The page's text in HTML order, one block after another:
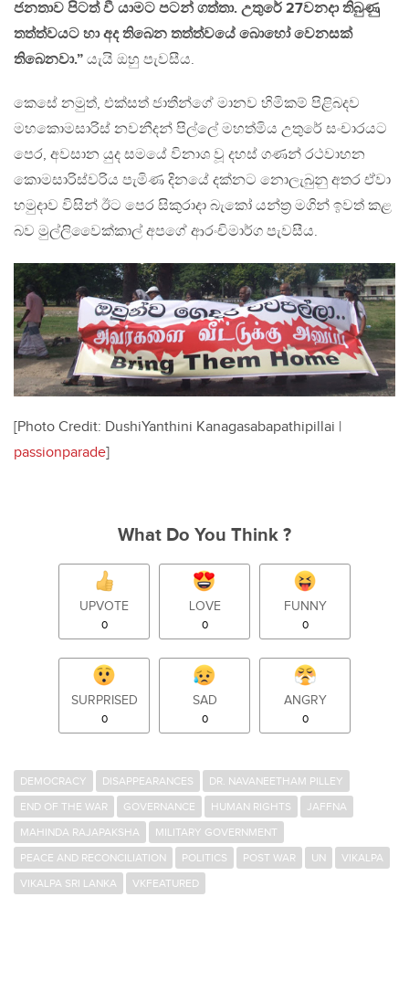
ජනතාව පිටත් වී යාමට පටන් ගත්තා. උතුරේ 27වනදා තිබුණු
තත්ත්වයට හා අද තිබෙන තත්ත්වයේ බොහෝ වෙනසක්
තිබෙනවා.” යැයි ඔහු පැවසීය.
කෙසේ නමුත්, එක්සත් ජාතීන්ගේ මානව හිමිකම් පිළිබදව
මහකොමසාරිස් නවනීදන් පිල්ලේ මහත්මිය උතුරේ සංචාරයට
පෙර, අවසාන යුද සමයේ විනාශ වූ දහස් ගණන් රථවාහන
කොමසාරිස්වරිය පැමිණ දිනයේ දක්නට නොලැබුනු අතර ඒවා
හමුදාව විසින් ඊට පෙර සිකුරාදා බැකෝ යන්ත්‍ර මගින් ඉවත් කළ
බව මුල්ලිවෛක්කාල් අපගේ ආරංචිමාර්ග පැවසීය.
[Photo Credit: DushiYanthini Kanagasabapathipillai |
passionparade]
What Do You Think ?
UPVOTE
0
LOVE
0
FUNNY
0
SURPRISED
0
SAD
0
ANGRY
0
DEMOCRACY DISAPPEARANCES
DR. NAVANEETHAM PILLEY
END OF THE WAR
GOVERNANCE HUMAN RIGHTS
JAFFNA
MAHINDA RAJAPAKSHA
MILITARY GOVERNMENT
PEACE AND RECONCILIATION
POLITICS POST WAR UN
VIKALPA
VIKALPA SRI LANKA
VKFEATURED